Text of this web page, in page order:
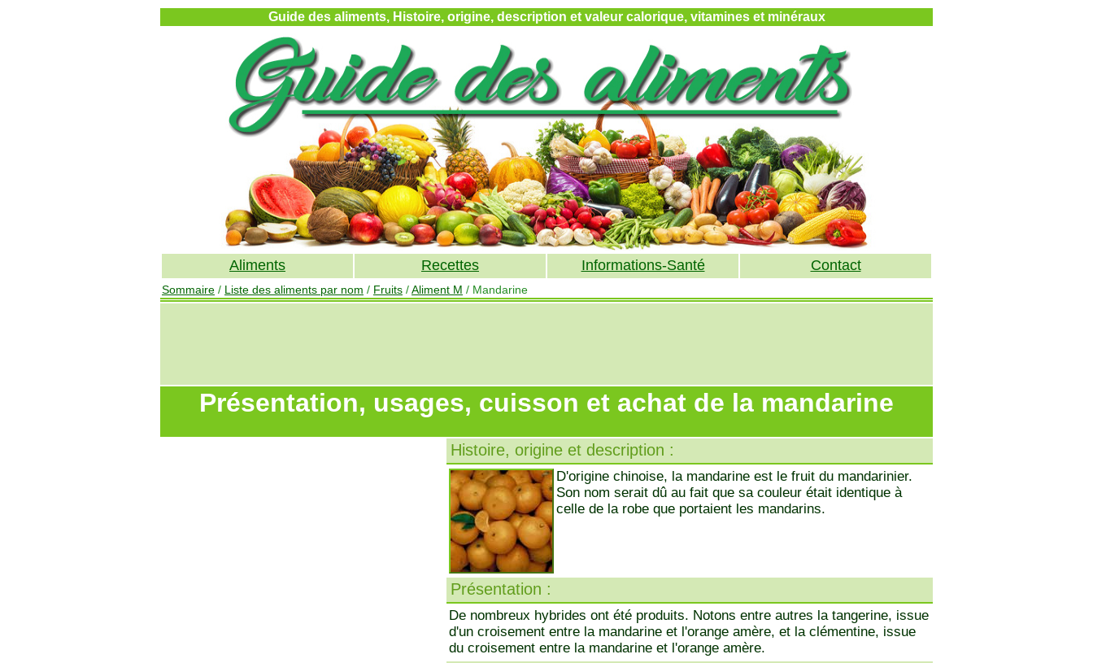
Guide des aliments, Histoire, origine, description et valeur calorique, vitamines et minéraux
Aliments Recettes Informations-Santé Contact
Sommaire / Liste des aliments par nom / Fruits /Aliment M / Mandarine
Présentation, usages, cuisson et achat de la mandarine
Histoire, origine et description :
D'origine chinoise, la mandarine est le fruit du mandarinier.
Son nom serait dû au fait que sa couleur était identique à
celle de la robe que portaient les mandarins.
Présentation :
De nombreux hybrides ont été produits. Notons entre autres la tangerine, issue
d'un croisement entre la mandarine et l'orange amère, et la clémentine, issue
du croisement entre la mandarine et l'orange amère.